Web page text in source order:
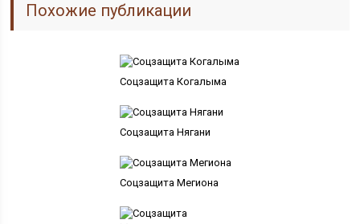
Похожие публикации
Соцзащита Когалыма
Соцзащита Нягани
Соцзащита Мегиона